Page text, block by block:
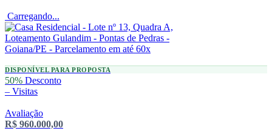
Carregando...
DISPONÍVEL PARA PROPOSTA
50% Desconto
– Visitas
Avaliação
R$ 960.000,00